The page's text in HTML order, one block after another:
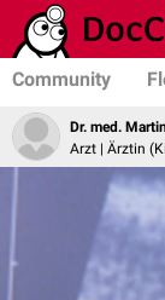
Community
Dr. med.
Arzt | Ärztin